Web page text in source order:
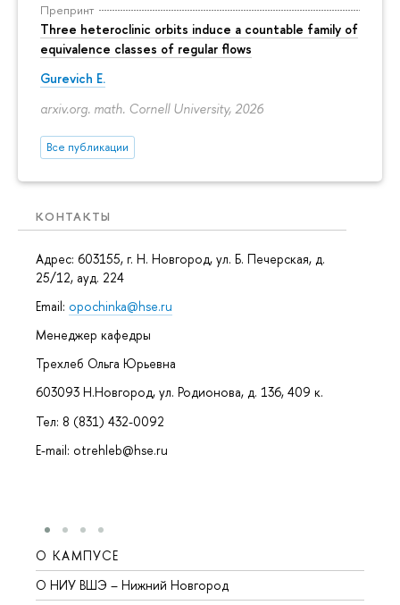
Препринт
Three heteroclinic orbits induce a countable family of
equivalence classes of regular flows
Gurevich E.
arxiv.org. math. Cornell University, 2026
Все публикации
КОНТАКТЫ
Адрес: 603155, г. Н. Новгород, ул. Б. Печерская, д.
25/12, ауд. 224
Email: opochinka@hse.ru
Менеджер кафедры
Трехлеб Ольга Юрьевна
603093 Н.Новгород, ул. Родионова, д. 136, 409 к.
Тел: 8 (831) 432-0092
E-mail: otrehleb@hse.ru
О КАМПУСЕ
О НИУ ВШЭ – Нижний Новгород